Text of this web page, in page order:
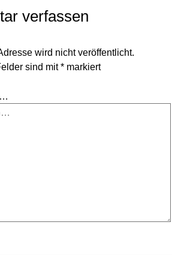
verfassen
wird nicht veröffentlicht.
sind mit* markiert